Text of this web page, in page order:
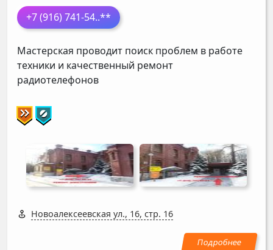
+7 (916) 741-54..**
Мастерская проводит поиск проблем в работе
техники и качественный ремонт
радиотелефонов
Новоалексеевская ул., 16, стр. 16